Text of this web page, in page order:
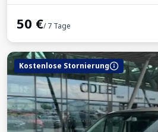
50 €/ 7 Tage
Kostenlose Stornierung